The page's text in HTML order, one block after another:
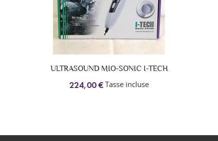
ULTRASOUND MIO-SONIC I-TECH
224,00 € Tasse incluse